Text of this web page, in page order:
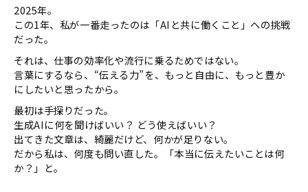
2025年。
この1年、私が一番走ったのは「AIと共に働くこと」への挑戦
だった。
それは、仕事の効率化や流行に乗るためではない。
言葉にするなら、“伝える力”を、もっと自由に、もっと豊か
にしたいと思ったから。
最初は手探りだった。
生成AIに何を聞けばいい？ どう使えばいい？
出てきた文章は、綺麗だけど、何かが足りない。
だから私は、何度も問い直した。「本当に伝えたいことは何
か？」と。